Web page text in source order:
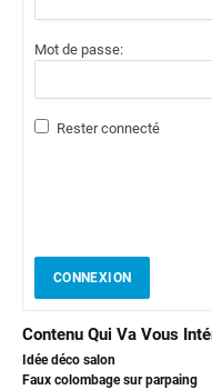
Mot de passe:
Rester connecté
CONNEXION
Contenu Qui Va Vous
Idée déco salon
Faux colombage sur parpaing